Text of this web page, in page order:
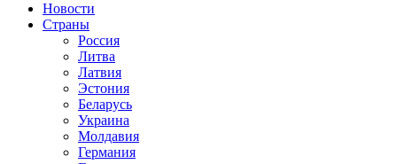
Новости
Страны
Россия
Литва
Латвия
Эстония
Беларусь
Украина
Молдавия
Германия